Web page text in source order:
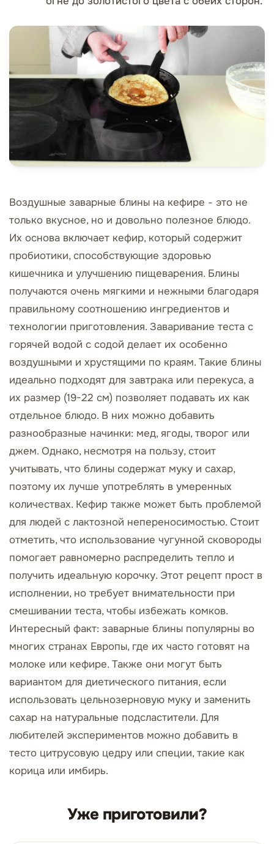
Воздушные заварные блины на кефире - это не
только вкусное, но и довольно полезное блюдо.
Их основа включает кефир, который содержит
пробиотики, способствующие здоровью
кишечника и улучшению пищеварения. Блины
получаются очень мягкими и нежными благодаря
правильному соотношению ингредиентов и
технологии приготовления. Заваривание теста с
горячей водой с содой делает их особенно
воздушными и хрустящими по краям. Такие блины
идеально подходят для завтрака или перекуса, а
их размер (19-22 см) позволяет подавать их как
отдельное блюдо. В них можно добавить
разнообразные начинки: мед, ягоды, творог или
джем. Однако, несмотря на пользу, стоит
учитывать, что блины содержат муку и сахар,
поэтому их лучше употреблять в умеренных
количествах. Кефир также может быть проблемой
для людей с лактозной непереносимостью. Стоит
отметить, что использование чугунной сковороды
помогает равномерно распределить тепло и
получить идеальную корочку. Этот рецепт прост в
исполнении, но требует внимательности при
смешивании теста, чтобы избежать комков.
Интересный факт: заварные блины популярны во
многих странах Европы, где их часто готовят на
молоке или кефире. Также они могут быть
вариантом для диетического питания, если
использовать цельнозерновую муку и заменить
сахар на натуральные подсластители. Для
любителей экспериментов можно добавить в
тесто цитрусовую цедру или специи, такие как
корица или имбирь.
Уже приготовили?